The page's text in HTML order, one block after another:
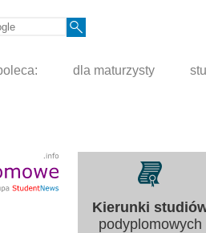
dla maturzysty
Kierunki
podyplomowych